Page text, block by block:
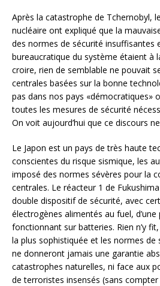
Après la catastrophe de Tchernobyl,
nucléaire ont expliqué que la
des normes de sécurité insuffisantes
bureaucratique du système étaient à
croire, rien de semblable ne pouvait
centrales basées sur la bonne
pas dans nos pays «démocratiques»
toutes les mesures de sécurité
On voit aujourd’hui que ce discours
Le Japon est un pays de très haute
conscientes du risque sismique, les
imposé des normes sévères pour la
centrales. Le réacteur 1 de
double dispositif de sécurité, avec
électrogènes alimentés au fuel, d’une
fonctionnant sur batteries. Rien n’y
la plus sophistiquée et les normes de
ne donneront jamais une garantie
catastrophes naturelles, ni face aux
de terroristes insensés (sans